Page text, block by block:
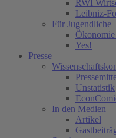
RWI
Leibniz-
Für Jugendliche
Yes!
Presse
Unstatistik
In den Medien
Artikel